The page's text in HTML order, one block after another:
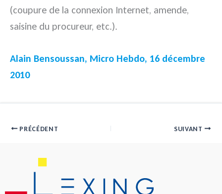
(coupure de la connexion Internet, amende,
saisine du procureur, etc.).
Alain Bensoussan, Micro Hebdo, 16 décembre
2010
PRÉCÉDENT SUIVANT